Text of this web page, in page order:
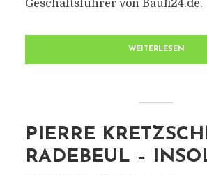
Geschäftsführer von Baufi24.de.
WEITERLESEN
PIERRE
RADEBEUL –